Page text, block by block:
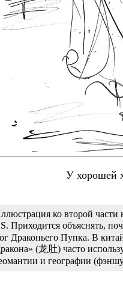
У хорошей
ко второй
Приходится объяснять,
Драконьего Пупка. В
(龙肚) часто
и географии